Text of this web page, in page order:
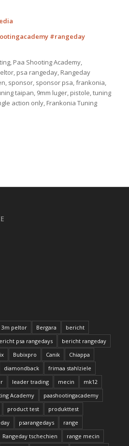
#rangeday
Paa Shooting Academy,
psa rangeday, Rangeday
sponsor, sponsor psa, frankonia,
taipan, 9mm luger, pistole, tuning
action only, Frankonia Tuning
3m peltor Bergara
bericht
psa rangedays
bericht rangeday
Bubixpro Canik
Chiappa
diamondback
frimaa stahlziele
leader trading mecin
mk12
Academy
paashootingacademy
product test
produkttest
psarangedays
range
Rangeday tschechien range mecin